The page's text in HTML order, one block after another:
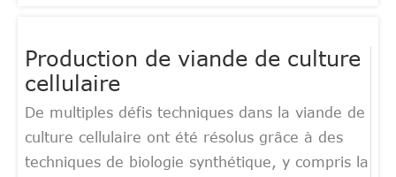
Production de viande de culture
cellulaire
De multiples défis techniques dans la viande de
culture cellulaire ont été résolus grâce à des
techniques de biologie synthétique, y compris la